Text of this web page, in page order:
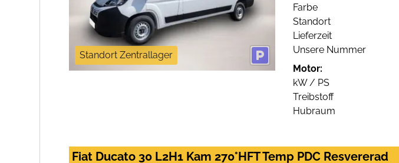
Standort Zentrallager
Farbe
Standort
Lieferzeit
Unsere Nummer
Motor:
kW / PS
Treibstoff
Hubraum
Fiat Ducato 30 L2H1 Kam 270°HFT Temp PDC Resvererad